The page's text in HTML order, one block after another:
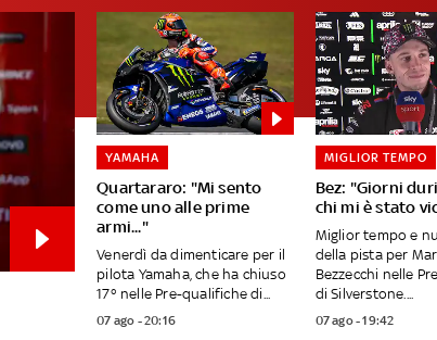
Quartararo: "Mi sento
come uno alle prime
armi..."
YAMAHA
Venerdì da dimenticare per il
pilota Yamaha, che ha chiuso
17° nelle Pre-qualifiche di...
07 ago - 20:16
Bez: "Giorni
chi mi è stato
MIGLIOR TEMPO
Miglior tempo e
della pista per
Bezzecchi nelle
di Silverstone....
07 ago - 19:42